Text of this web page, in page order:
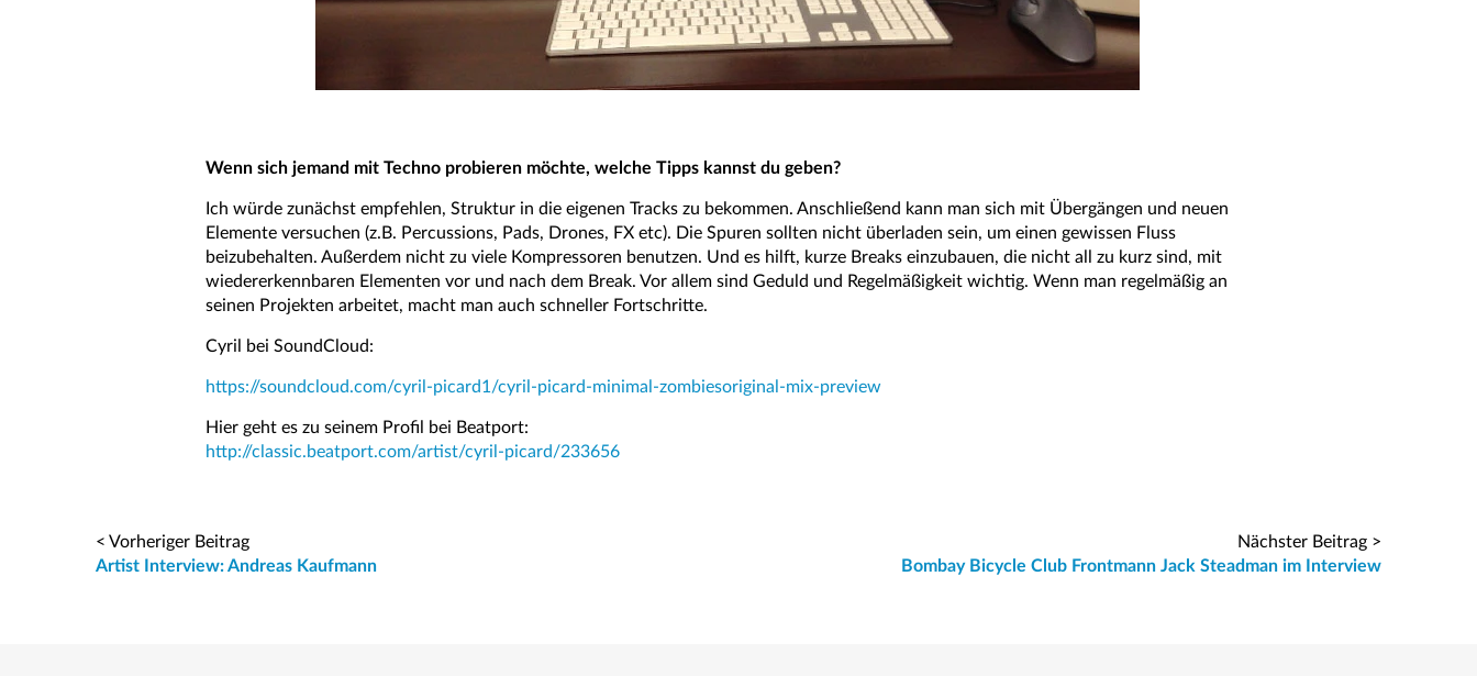
Wenn sich jemand mit Techno probieren möchte, welche Tipps kannst du geben?
Ich würde zunächst empfehlen, Struktur in die eigenen Tracks zu bekommen. Anschließend kann man sich mit Übergängen und neuen
Elemente versuchen (z.B. Percussions, Pads, Drones, FX etc). Die Spuren sollten nicht überladen sein, um einen gewissen Fluss
beizubehalten. Außerdem nicht zu viele Kompressoren benutzen. Und es hilft, kurze Breaks einzubauen, die nicht all zu kurz sind, mit
wiedererkennbaren Elementen vor und nach dem Break. Vor allem sind Geduld und Regelmäßigkeit wichtig. Wenn man regelmäßig an
seinen Projekten arbeitet, macht man auch schneller Fortschritte.
Cyril bei SoundCloud:
https://soundcloud.com/cyril-picard1/cyril-picard-minimal-zombiesoriginal-mix-preview
Hier geht es zu seinem Profil bei Beatport:
http://classic.beatport.com/artist/cyril-picard/233656
Nächster Beitrag >
Bombay Bicycle Club Frontmann Jack Steadman im Interview
< Vorheriger Beitrag
Artist Interview: Andreas Kaufmann